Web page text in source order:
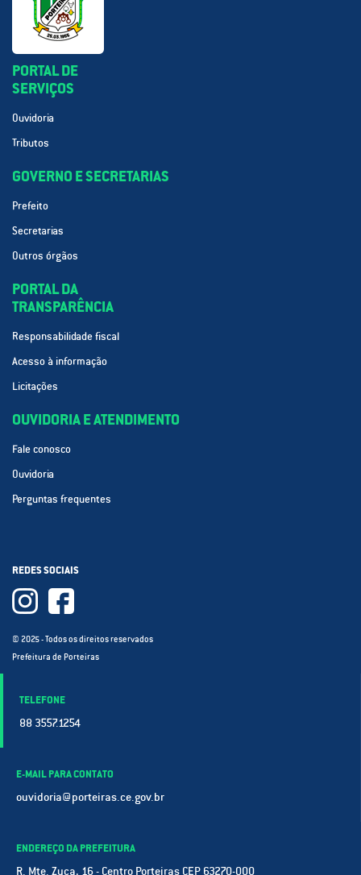
PORTAL DE
SERVIÇOS
Ouvidoria
Tributos
GOVERNO E SECRETARIAS
Prefeito
Secretarias
Outros órgãos
PORTAL DA
TRANSPARÊNCIA
Responsabilidade fiscal
Acesso à informação
Licitações
OUVIDORIA E ATENDIMENTO
Fale conosco
Ouvidoria
Perguntas frequentes
REDES SOCIAIS
© 2025 - Todos os direitos reservados
Prefeitura de Porteiras
TELEFONE
88 3557.1254
E-MAIL PARA CONTATO
ouvidoria@porteiras.ce.gov.br
ENDEREÇO DA PREFEITURA
R. Mte. Zuca, 16 - Centro Porteiras CEP 63270-000